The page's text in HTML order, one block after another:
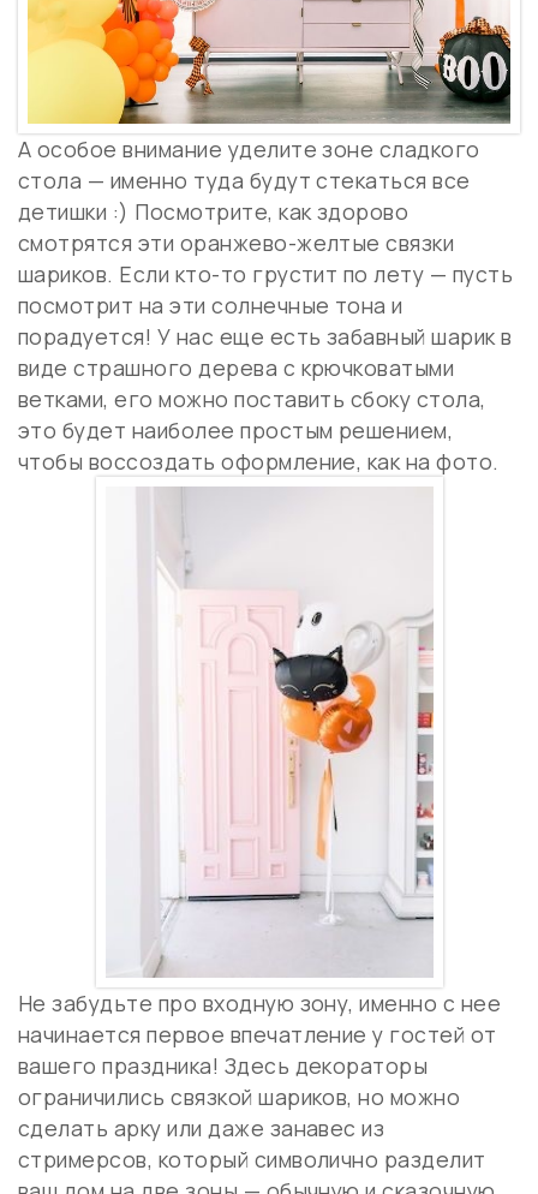
А особое внимание уделите зоне сладкого
стола — именно туда будут стекаться все
детишки :) Посмотрите, как здорово
смотрятся эти оранжево-желтые связки
шариков. Если кто-то грустит по лету — пусть
посмотрит на эти солнечные тона и
порадуется! У нас еще есть забавный шарик в
виде страшного дерева с крючковатыми
ветками, его можно поставить сбоку стола,
это будет наиболее простым решением,
чтобы воссоздать оформление, как на фото.
Не забудьте про входную зону, именно с нее
начинается первое впечатление у гостей от
вашего праздника! Здесь декораторы
ограничились связкой шариков, но можно
сделать арку или даже занавес из
стримерсов, который символично разделит